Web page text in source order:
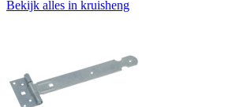
Bekijk alles in kruisheng